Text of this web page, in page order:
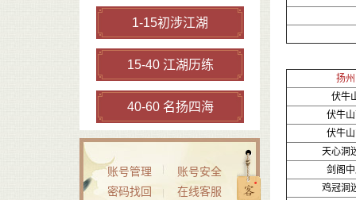
1-15初涉江湖
15-40 江湖历练
40-60 名扬四海
账号管理
账号安全
密码找回
在线客服
扬州
伏牛
伏牛
伏牛
天心洞
剑阁
鸡冠洞